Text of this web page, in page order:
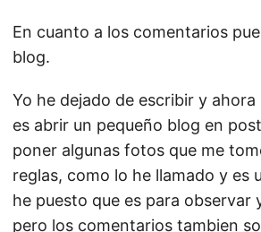
En cuanto a los comentarios
blog.
Yo he dejado de escribir y
es abrir un pequeño blog en
poner algunas fotos que me
reglas, como lo he llamado y es
he puesto que es para observar
pero los comentarios tambien